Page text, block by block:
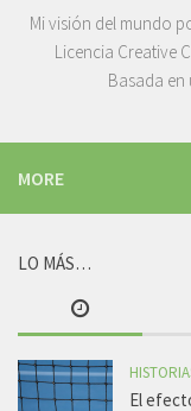
Mi visión del mundo
Licencia Creative
Basada
MORE
LO MÁS…
El